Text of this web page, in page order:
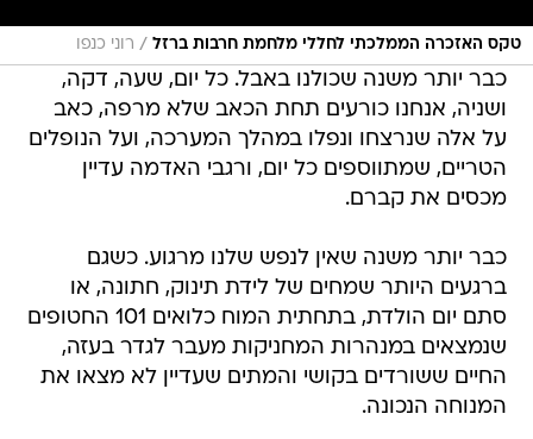
טקס האזכרה הממלכתי לחללי מלחמת חרבות ברזל / רוני כנפו
כבר יותר משנה שכולנו באבל. כל יום, שעה, דקה,
ושניה, אנחנו כורעים תחת הכאב שלא מרפה, כאב
על אלה שנרצחו ונפלו במהלך המערכה, ועל הנופלים
הטריים, שמתווספים כל יום, ורגבי האדמה עדיין
מכסים את קברם.
כבר יותר משנה שאין לנפש שלנו מרגוע. כשגם
ברגעים היותר שמחים של לידת תינוק, חתונה, או
סתם יום הולדת, בתחתית המוח כלואים 101 החטופים
שנמצאים במנהרות המחניקות מעבר לגדר בעזה,
החיים ששורדים בקושי והמתים שעדיין לא מצאו את
המנוחה הנכונה.